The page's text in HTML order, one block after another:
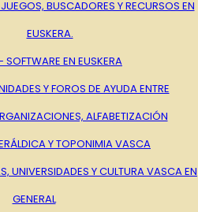
BUSCADORES Y RECURSOS EN
EUSKERA.
SOFTWARE EN EUSKERA
Y FOROS DE AYUDA ENTRE
ALFABETIZACIÓN
Y TOPONIMIA VASCA
UNIVERSIDADES Y CULTURA VASCA EN
GENERAL